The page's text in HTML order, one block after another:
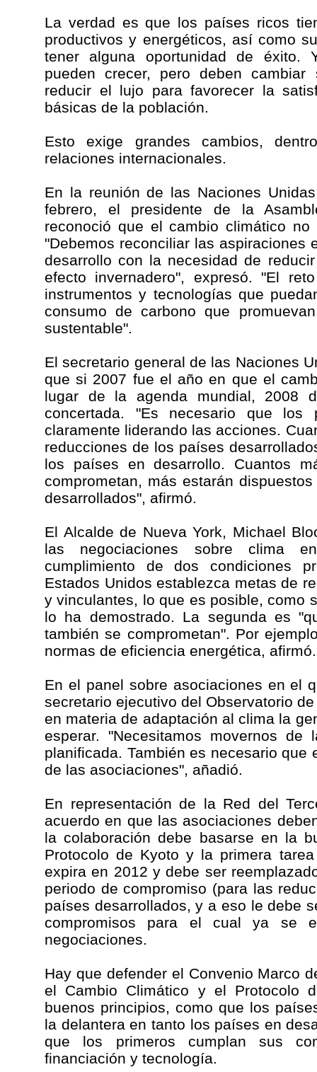
La verdad es que los países ricos
productivos y energéticos, así como
tener alguna oportunidad de éxito.
pueden crecer, pero deben
reducir el lujo para favorecer la
básicas de la población.
Esto exige grandes cambios,
relaciones internacionales.
En la reunión de las Naciones
febrero, el presidente de la
reconoció que el cambio climático
"Debemos reconciliar las aspiraciones
desarrollo con la necesidad de
efecto invernadero", expresó. "El
instrumentos y tecnologías que
consumo de carbono que
sustentable".
El secretario general de las Naciones
que si 2007 fue el año en que el
lugar de la agenda mundial, 2008
concertada. "Es necesario que los
claramente liderando las acciones.
reducciones de los países
los países en desarrollo. Cuantos
comprometan, más estarán
desarrollados", afirmó.
El Alcalde de Nueva York, Michael
las negociaciones sobre clima
cumplimiento de dos condiciones
Estados Unidos establezca metas de
y vinculantes, lo que es posible, como
lo ha demostrado. La segunda es
también se comprometan". Por
normas de eficiencia energética, afirmó.
En el panel sobre asociaciones en el
secretario ejecutivo del Observatorio
en materia de adaptación al clima la
esperar. "Necesitamos movernos
planificada. También es necesario que
de las asociaciones", añadió.
En representación de la Red del
acuerdo en que las asociaciones
la colaboración debe basarse en la
Protocolo de Kyoto y la primera
expira en 2012 y debe ser
periodo de compromiso (para las
países desarrollados, y a eso le debe
compromisos para el cual ya se
negociaciones.
Hay que defender el Convenio Marco
el Cambio Climático y el Protocolo
buenos principios, como que los
la delantera en tanto los países en
que los primeros cumplan sus
financiación y tecnología.